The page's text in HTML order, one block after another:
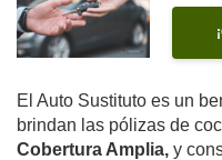
El Auto Sustituto es un
brindan las pólizas de
Cobertura Amplia, y